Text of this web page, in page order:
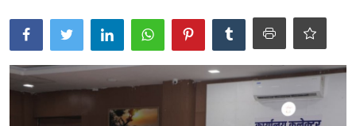
क्षेत्रीय
Gallery